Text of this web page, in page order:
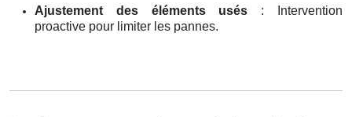
Ajustement des éléments usés : Intervention
proactive pour limiter les pannes.